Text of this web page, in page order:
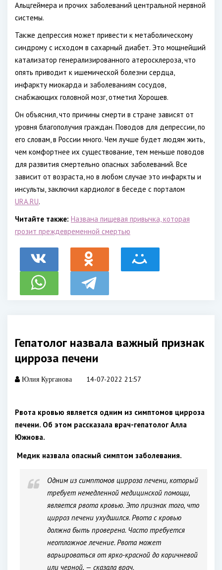
Альцгеймера и прочих заболеваний центральной нервной
системы.
Также депрессия может привести к метаболическому
синдрому с исходом в сахарный диабет. Это мощнейший
катализатор генерализированного атеросклероза, что
опять приводит к ишемической болезни сердца,
инфаркту миокарда и заболеваниям сосудов,
снабжающих головной мозг, отметил Хорошев.
Он объяснил, что причины смерти в стране зависят от
уровня благополучия граждан. Поводов для депрессии, по
его словам, в России много. Чем лучше будет людям жить,
чем комфортнее их существование, тем меньше поводов
для развития смертельно опасных заболеваний. Все
зависит от возраста, но в любом случае это инфаркты и
инсульты, заключил кардиолог в беседе с порталом
URA.RU.
Читайте также: Названа пищевая привычка, которая
грозит преждевременной смертью
Гепатолог назвала важный признак
цирроза печени
Юлия Курганова 14-07-2022 21:57
Рвота кровью является одним из симптомов цирроза
печени. Об этом рассказала врач-гепатолог Алла
Южнова.
Медик назвала опасный симптом заболевания.
Одним из симптомов цирроза печени, который
требует немедленной медицинской помощи,
является рвота кровью. Это признак того, что
цирроз печени ухудшился. Рвота с кровью
должна быть проверена. Часто требуется
неотложное лечение. Рвота может
варьироваться от ярко-красной до коричневой
или черной, — сказала врач.